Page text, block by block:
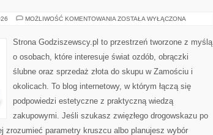
MOŻLIWOŚĆ KOMENTOWANIA BIŻUTERIA
ZOSTAŁA WYŁĄCZONA
Strona Godziszewscy.pl to przestrzeń tworzone z myślą
o osobach, które interesuje świat ozdób, obrączki
ślubne oraz sprzedaż złota do skupu w Zamościu i
okolicach. To blog internetowy, w którym łączą się
podpowiedzi estetyczne z praktyczną wiedzą
zakupowymi. Jeśli szukasz zwięzłego drogowskazu po
zrozumieć parametry kruszcu albo planujesz wybór